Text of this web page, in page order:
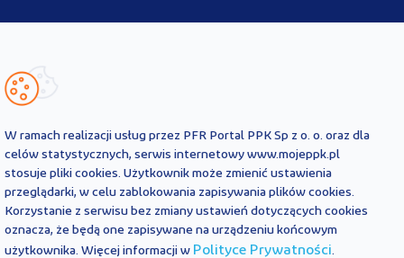
Ustawy o PPK przez operatora - PFR Portal PPK sp. z o.o., spółkę
zastępująobowiązujących przepisów prawa i każdorazowo
powinny być interpretowane oraz stosowane z uwzględnieniem
aktualnie obowiązujących przepisów prawa. Treści te nie stanowią
porady prawnej, finansowej ani oficjalnej interpretacji
obowiązujących przepisów prawa.
PFR Portal PPK sp. z o.o. nie ponosi odpowiedzialności z tytułu
powstania jakichkolwiek szkód, wynikających lub pozostających w
W ramach realizacji usług przez PFR Portal PPK Sp z o. o. oraz dla
celów statystycznych, serwis internetowy www.mojeppk.pl
stosuje pliki cookies. Użytkownik może zmienić ustawienia
przeglądarki, w celu zablokowania zapisywania plików cookies.
Korzystanie z serwisu bez zmiany ustawień dotyczących cookies
oznacza, że będą one zapisywane na urządzeniu końcowym
użytkownika. Więcej informacji w Polityce Prywatności.